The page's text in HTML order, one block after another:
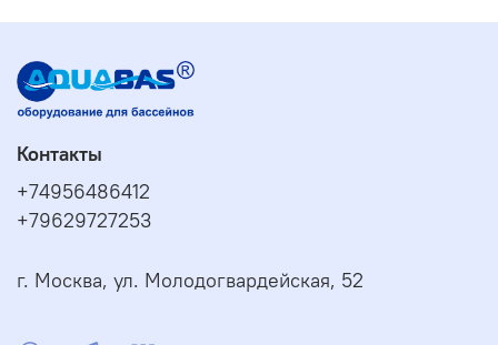
Контакты
+74956486412
+79629727253
г. Москва, ул. Молодогвардейская, 52